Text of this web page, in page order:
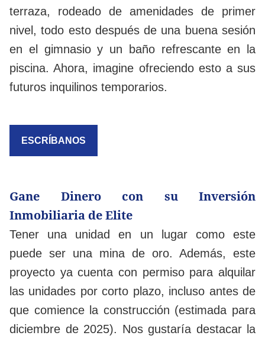
terraza, rodeado de amenidades de primer
nivel, todo esto después de una buena sesión
en el gimnasio y un baño refrescante en la
piscina. Ahora, imagine ofreciendo esto a sus
futuros inquilinos temporarios.
ESCRÍBANOS
Gane Dinero con su Inversión
Inmobiliaria de Elite
Tener una unidad en un lugar como este
puede ser una mina de oro. Además, este
proyecto ya cuenta con permiso para alquilar
las unidades por corto plazo, incluso antes de
que comience la construcción (estimada para
diciembre de 2025). Nos gustaría destacar la